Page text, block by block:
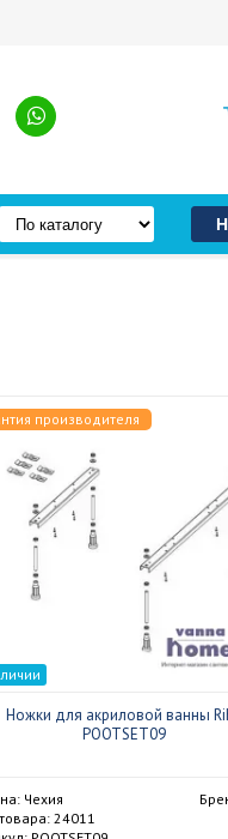
производителя
Ножки для акриловой ванны
POOTSET09
Чехия
24011